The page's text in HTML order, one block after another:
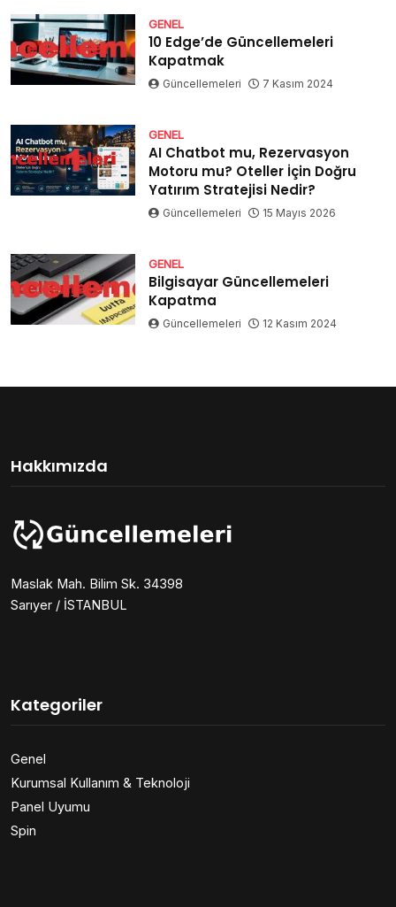
GENEL
10 Edge’de Güncellemeleri
Kapatmak
Güncellemeleri 7 Kasım 2024
GENEL
AI Chatbot mu, Rezervasyon
Motoru mu? Oteller İçin Doğru
Yatırım Stratejisi Nedir?
Güncellemeleri 15 Mayıs 2026
GENEL
Bilgisayar Güncellemeleri
Kapatma
Güncellemeleri 12 Kasım 2024
Hakkımızda
Maslak Mah. Bilim Sk. 34398
Sarıyer / İSTANBUL
Kategoriler
Genel
Kurumsal Kullanım & Teknoloji
Panel Uyumu
Spin